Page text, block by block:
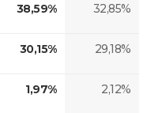
38,59% 32,85%
30,15% 29,18%
1,97% 2,12%